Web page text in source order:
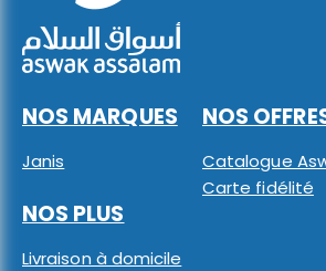
NOS MARQUES
Janis
NOS
Catalogue
Carte fidélité
NOS PLUS
Livraison à domicile